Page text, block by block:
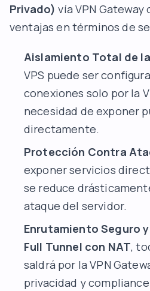
Privado) vía VPN
ventajas en términos de
Aislamiento Total de
VPS puede ser
conexiones solo por la
necesidad de exponer
directamente.
Protección Contra
exponer servicios
se reduce
ataque del servidor.
Enrutamiento Seguro
Full Tunnel con NAT,
saldrá por la VPN
privacidad y